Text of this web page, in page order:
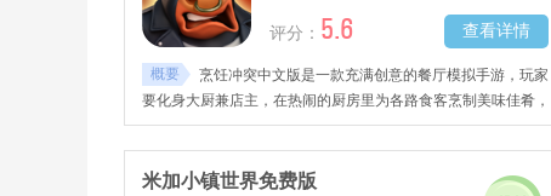
查看详情
评分： 5.6
概要
烹饪冲突中文版是一款充满创意的餐厅模拟手游，玩家
要化身大厨兼店主，在热闹的厨房里为各路食客烹制美味佳肴，
游戏采用第一人称视角，让你真实感受掌勺的乐趣，自由组合上
百种新鲜食材，创造出令人惊艳的独特料理。每月更新的特色菜
谱和主题餐厅，让你永远保持新鲜感，快来开启这场美味冒险
米加小镇世界免费版